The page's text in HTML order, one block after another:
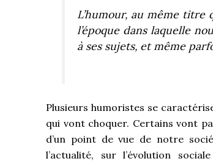
L’humour, au même
l’époque dans laquelle
à ses sujets, et même
Plusieurs humoristes se
qui vont choquer. Certains vont
d’un point de vue de notre
l’actualité, sur l’évolution